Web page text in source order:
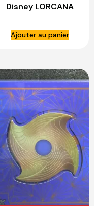
Disney LORCANA
Ajouter au panier